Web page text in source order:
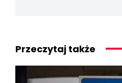
Przeczytaj także